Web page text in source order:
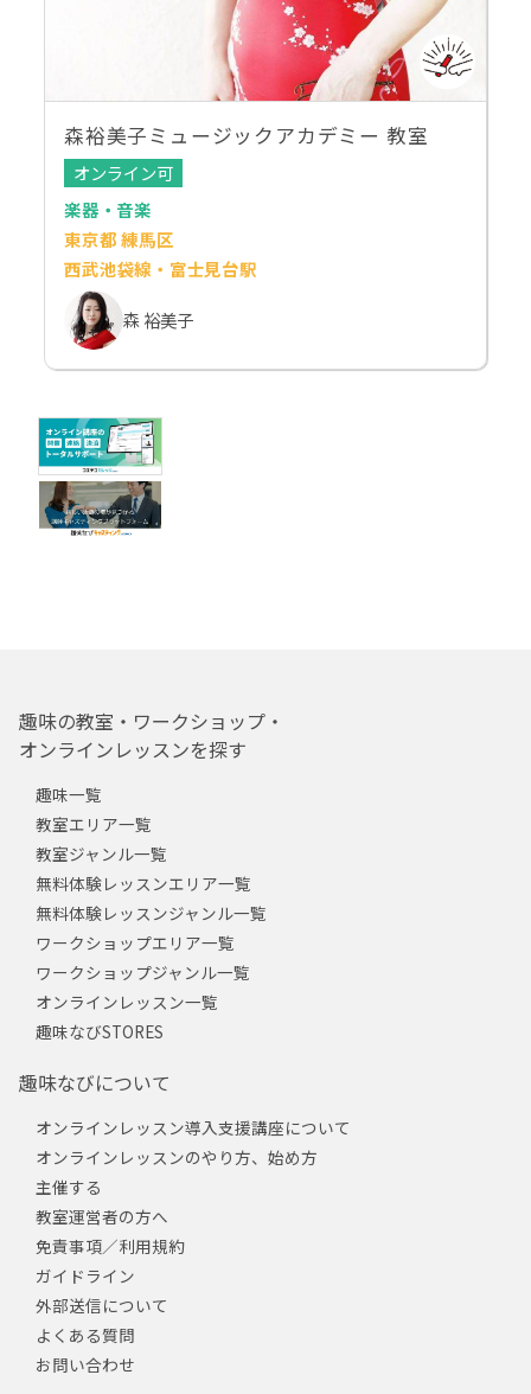
森裕美子ミュージックアカデミー 教室
オンライン可
楽器・音楽
東京都 練馬区
西武池袋線・富士見台駅
森 裕美子
趣味の教室・ワークショップ・
オンラインレッスンを探す
趣味一覧
教室エリア一覧
教室ジャンル一覧
無料体験レッスンエリア一覧
無料体験レッスンジャンル一覧
ワークショップエリア一覧
ワークショップジャンル一覧
オンラインレッスン一覧
趣味なびSTORES
趣味なびについて
オンラインレッスン導入支援講座について
オンラインレッスンのやり方、始め方
主催する
教室運営者の方へ
免責事項／利用規約
ガイドライン
外部送信について
よくある質問
お問い合わせ